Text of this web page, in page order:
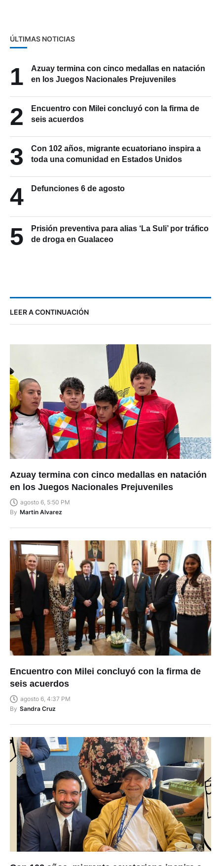
ÚLTIMAS NOTICIAS
1
Azuay termina con cinco medallas en natación
en los Juegos Nacionales Prejuveniles
2
Encuentro con Milei concluyó con la firma de
seis acuerdos
3
Con 102 años, migrante ecuatoriano inspira a
toda una comunidad en Estados Unidos
4 Defunciones 6 de agosto
5
Prisión preventiva para alias ‘La Suli’ por tráfico
de droga en Gualaceo
LEER A CONTINUACIÓN
Azuay termina con cinco medallas en natación
en los Juegos Nacionales Prejuveniles
agosto 6, 5:50 PM
By Martin Alvarez
Encuentro con Milei concluyó con la firma de
seis acuerdos
agosto 6, 4:37 PM
By Sandra Cruz